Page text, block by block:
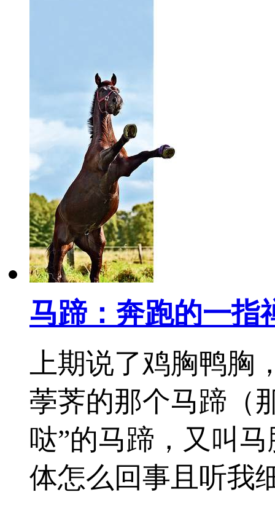
马蹄：奔跑的一指
上期说了鸡胸鸭
荸荠的那个马蹄（
哒”的马蹄，又叫
体怎么回事且听我